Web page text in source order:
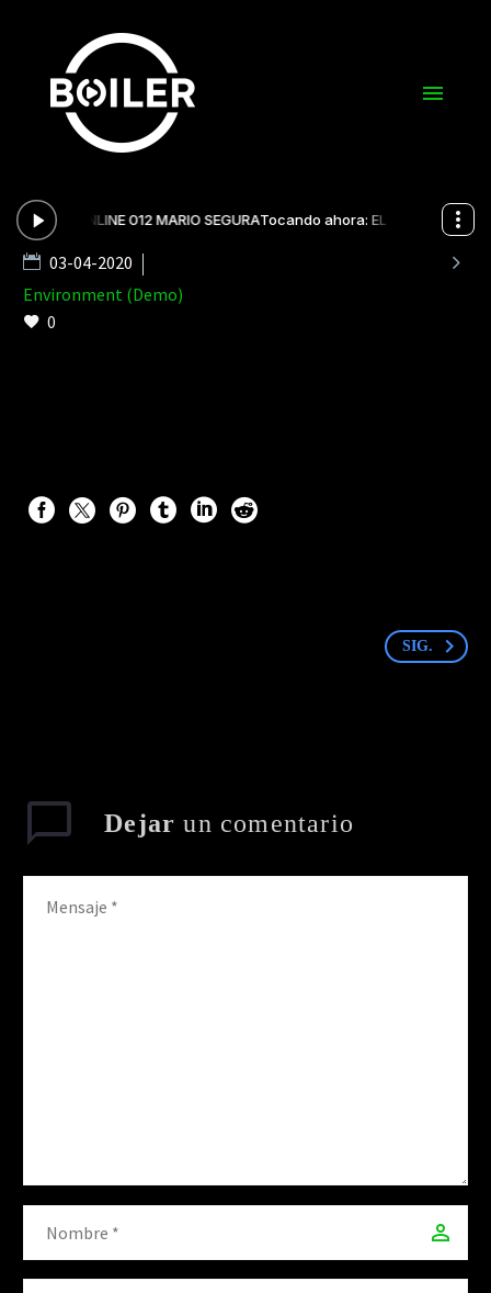

03-04-2020
Environment (Demo)
0
SIG.
Dejarun comentario